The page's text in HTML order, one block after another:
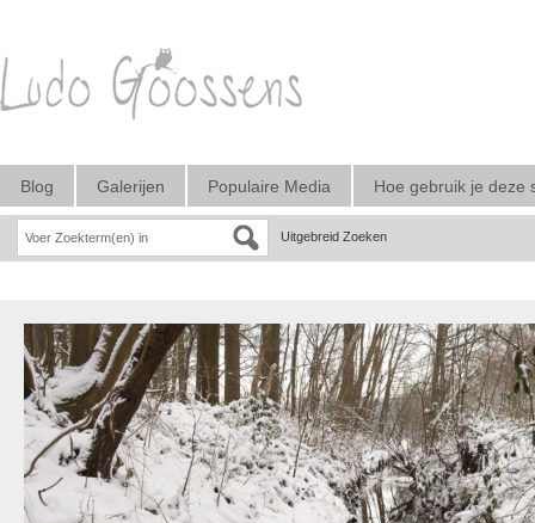
Blog Galerijen Populaire Media Hoe gebruik je deze
Uitgebreid Zoeken